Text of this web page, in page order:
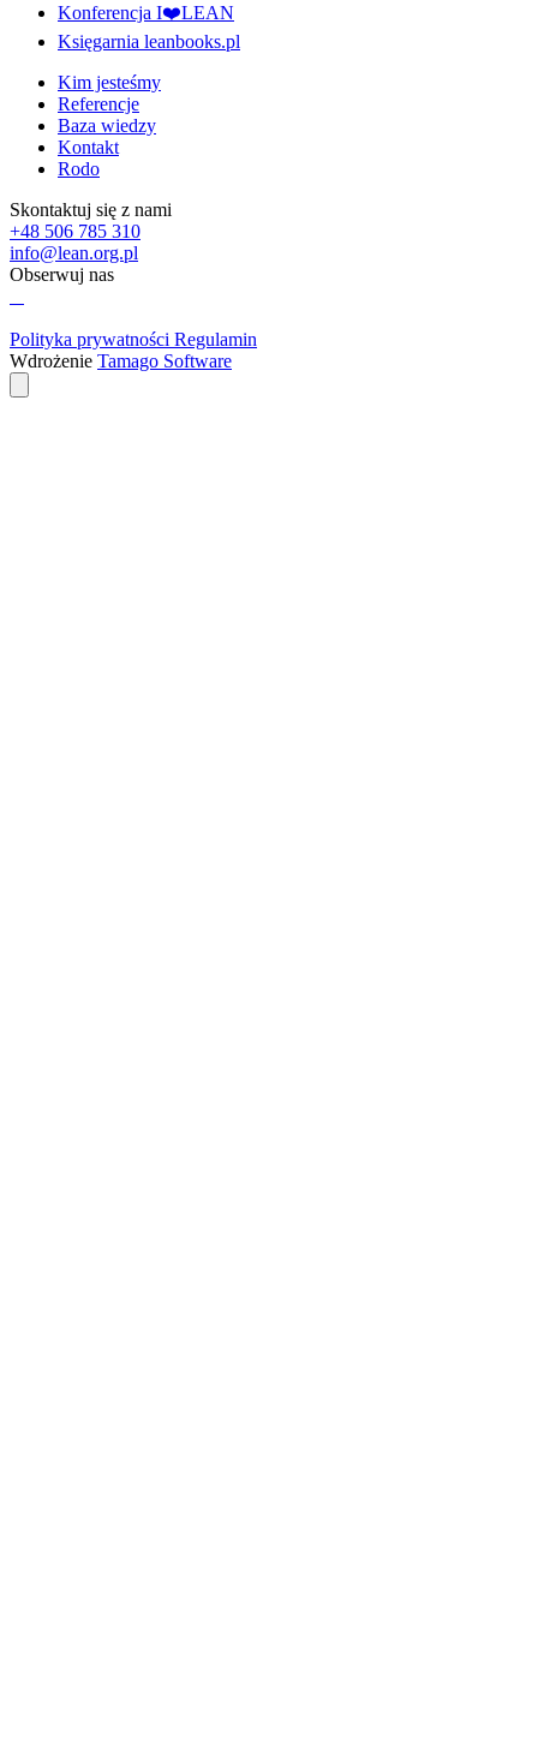
Konferencja I❤️LEAN
Księgarnia leanbooks.pl
Kim jesteśmy
Referencje
Baza wiedzy
Kontakt
Rodo
Skontaktuj się z nami
+48 506 785 310
info@lean.org.pl
Obserwuj nas
Polityka prywatności Regulamin
Wdrożenie Tamago Software